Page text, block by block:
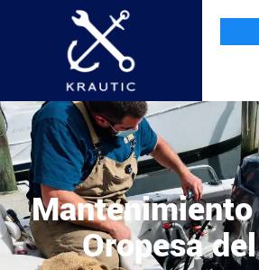
Mantenimiento
Oropesa